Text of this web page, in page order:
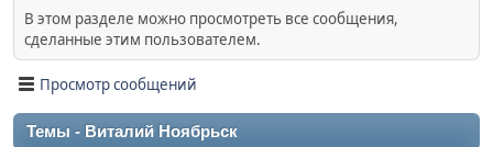
В этом разделе можно просмотреть все сообщения,
сделанные этим пользователем.
Просмотр сообщений
Темы - Виталий Ноябрьск